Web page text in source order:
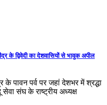
के द्विवेदी का देशवासियों से भावुक अपील
पावन पर्व पर जहां देशभर में श्रद्धा
सेवा संघ के राष्ट्रीय अध्यक्ष